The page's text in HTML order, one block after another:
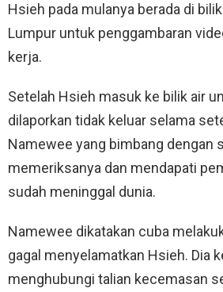
Hsieh pada mulanya berada di
Lumpur untuk penggambaran
kerja.
Setelah Hsieh masuk ke bilik air
dilaporkan tidak keluar selama
Namewee yang bimbang dengan
memeriksanya dan mendapati
sudah meninggal dunia.
Namewee dikatakan cuba
gagal menyelamatkan Hsieh. Dia
menghubungi talian kecemasan